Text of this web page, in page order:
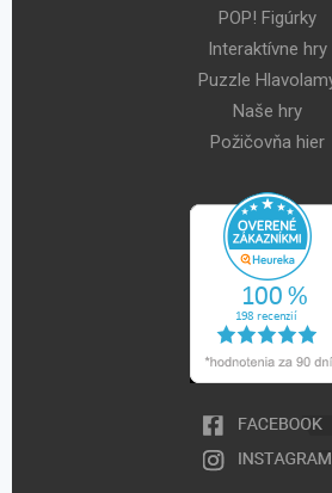
POP! Figúrky
Interaktívne hry
Puzzle
Naše hry
Požičovňa hier